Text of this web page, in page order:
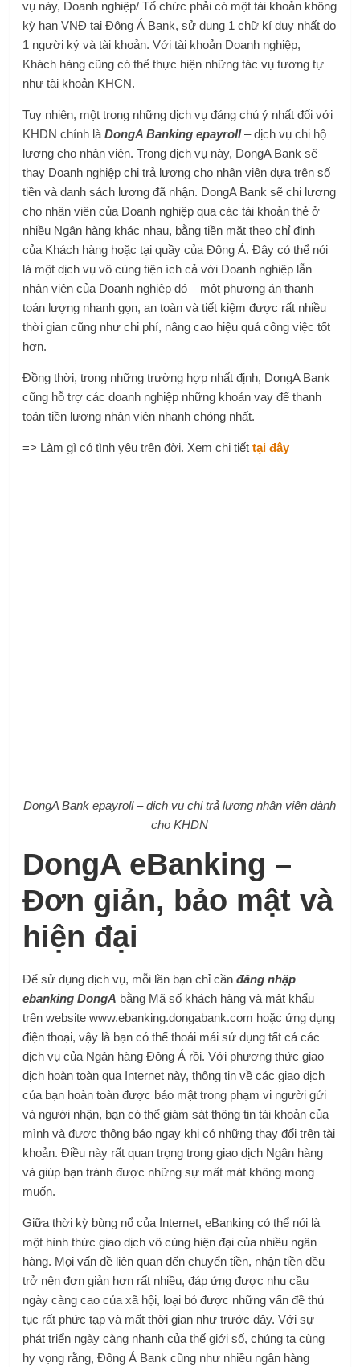
vụ này, Doanh nghiệp/ Tổ chức phải có một tài khoản không
kỳ hạn VNĐ tại Đông Á Bank, sử dụng 1 chữ kí duy nhất do
1 người ký và tài khoản. Với tài khoản Doanh nghiệp,
Khách hàng cũng có thể thực hiện những tác vụ tương tự
như tài khoản KHCN.
Tuy nhiên, một trong những dịch vụ đáng chú ý nhất đối với
KHDN chính làDongA Banking epayroll – dịch vụ chi hộ
lương cho nhân viên. Trong dịch vụ này, DongA Bank sẽ
thay Doanh nghiệp chi trả lương cho nhân viên dựa trên số
tiền và danh sách lương đã nhận. DongA Bank sẽ chi lương
cho nhân viên của Doanh nghiệp qua các tài khoản thẻ ở
nhiều Ngân hàng khác nhau, bằng tiền mặt theo chỉ định
của Khách hàng hoặc tại quầy của Đông Á. Đây có thể nói
là một dịch vụ vô cùng tiện ích cả với Doanh nghiệp lẫn
nhân viên của Doanh nghiệp đó – một phương án thanh
toán lượng nhanh gọn, an toàn và tiết kiệm được rất nhiều
thời gian cũng như chi phí, nâng cao hiệu quả công việc tốt
hơn.
Đồng thời, trong những trường hợp nhất định, DongA Bank
cũng hỗ trợ các doanh nghiệp những khoản vay để thanh
toán tiền lương nhân viên nhanh chóng nhất.
=> Làm gì có tình yêu trên đời. Xem chi tiếttại đây
DongA Bank epayroll – dịch vụ chi trả lương nhân viên dành
cho KHDN
DongA eBanking –
Đơn giản, bảo mật và
hiện đại
Để sử dụng dịch vụ, mỗi lần bạn chỉ cầnđăng nhập
ebanking DongA bằng Mã số khách hàng và mật khẩu
trên website www.ebanking.dongabank.com hoặc ứng dụng
điện thoại, vậy là bạn có thể thoải mái sử dụng tất cả các
dịch vụ của Ngân hàng Đông Á rồi. Với phương thức giao
dịch hoàn toàn qua Internet này, thông tin về các giao dịch
của bạn hoàn toàn được bảo mật trong phạm vi người gửi
và người nhận, bạn có thể giám sát thông tin tài khoản của
mình và được thông báo ngay khi có những thay đổi trên tài
khoản. Điều này rất quan trọng trong giao dịch Ngân hàng
và giúp bạn tránh được những sự mất mát không mong
muốn.
Giữa thời kỳ bùng nổ của Internet, eBanking có thể nói là
một hình thức giao dịch vô cùng hiện đại của nhiều ngân
hàng. Mọi vấn đề liên quan đến chuyển tiền, nhận tiền đều
trở nên đơn giản hơn rất nhiều, đáp ứng được nhu cầu
ngày càng cao của xã hội, loại bỏ được những vấn đề thủ
tục rất phức tạp và mất thời gian như trước đây. Với sự
phát triển ngày càng nhanh của thế giới số, chúng ta cùng
hy vọng rằng, Đông Á Bank cũng như nhiều ngân hàng